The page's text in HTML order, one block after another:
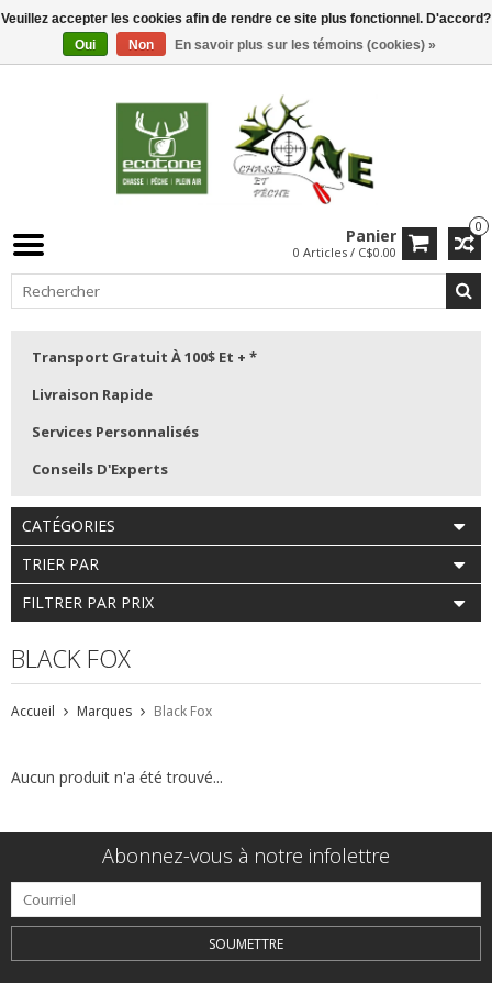
0
Panier
0 Articles / C$0.00
Transport Gratuit À 100$ Et + *
Livraison Rapide
Services Personnalisés
Conseils D'Experts
CATÉGORIES
TRIER PAR
FILTRER PAR PRIX
BLACK FOX
Accueil Marques Black Fox
Aucun produit n'a été trouvé...
Abonnez-vous à notre infolettre
SOUMETTRE
Veuillez accepter les cookies afin de rendre ce site plus fonctionnel. D'accord?
Oui
Non En savoir plus sur les témoins (cookies) »